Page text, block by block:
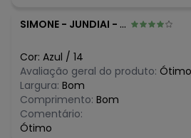
SIMONE - JUNDIAI - SP
Cor: Azul / 14
Avaliação geral do produto: Ótimo
Largura: Bom
Comprimento: Bom
Comentário:
Ótimo